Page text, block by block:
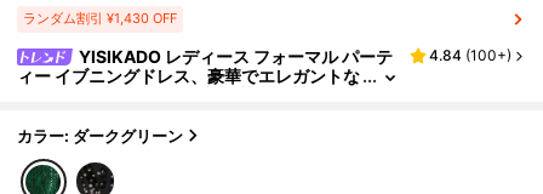
ランダム割引 ¥1,430 OFF
YISIKADO レディース フォーマル パーテ
ィー イブニングドレス、豪華でエレガントな
4.84 (100+)
カラー: ダークグリーン